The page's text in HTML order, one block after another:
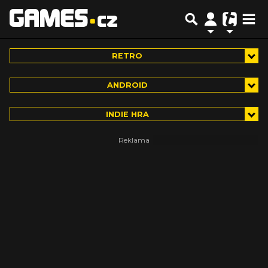
RETRO
ANDROID
INDIE HRA